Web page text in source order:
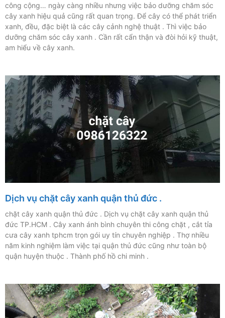
công cộng… ngày càng nhiều nhưng việc bảo dưỡng chăm sóc
cây xanh hiệu quả cũng rất quan trọng. Để cây có thể phát triển
xanh, đều, đặc biệt là các cây cảnh nghệ thuật . Thì việc bảo
dưỡng chăm sóc cây xanh . Cần rất cẩn thận và đòi hỏi kỹ thuật,
am hiểu về cây xanh.
Dịch vụ chặt cây xanh quận thủ đức .
chặt cây xanh quận thủ đức . Dịch vụ chặt cây xanh quận thủ
đức TP.HCM . Cây xanh ánh bình chuyên thi công chặt , cắt tỉa
cưa cây xanh tphcm trọn gói uy tín chuyên nghiệp . Thợ nhiều
năm kinh nghiệm làm việc tại quận thủ đức cũng như toàn bộ
quận huyện thuộc . Thành phố hồ chi minh .